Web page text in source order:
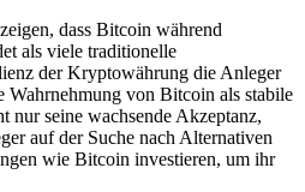
dass Bitcoin während
als viele traditionelle
der Kryptowährung die Anleger
Wahrnehmung von Bitcoin als stabile
nur seine wachsende Akzeptanz,
auf der Suche nach Alternativen
wie Bitcoin investieren, um ihr